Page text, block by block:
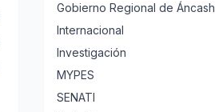
Gobierno Regional de Áncash
Internacional
Investigación
MYPES
SENATI